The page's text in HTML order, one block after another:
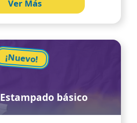
Ver Más
¡Nuevo!
Estampado básico